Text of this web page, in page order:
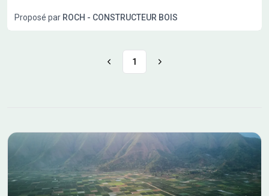
Proposé par ROCH - CONSTRUCTEUR BOIS
1